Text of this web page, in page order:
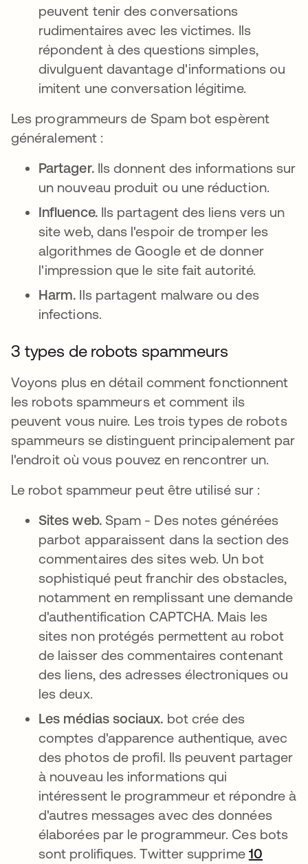
peuvent tenir des conversations
rudimentaires avec les victimes. Ils
répondent à des questions simples,
divulguent davantage d'informations ou
imitent une conversation légitime.
Les programmeurs de Spam bot espèrent
généralement :
Partager. Ils donnent des informations sur
un nouveau produit ou une réduction.
Influence. Ils partagent des liens vers un
site web, dans l'espoir de tromper les
algorithmes de Google et de donner
l'impression que le site fait autorité.
Harm. Ils partagent malware ou des
infections.
3 types de robots spammeurs
Voyons plus en détail comment fonctionnent
les robots spammeurs et comment ils
peuvent vous nuire. Les trois types de robots
spammeurs se distinguent principalement par
l'endroit où vous pouvez en rencontrer un.
Le robot spammeur peut être utilisé sur :
Sites web. Spam - Des notes générées
parbot apparaissent dans la section des
commentaires des sites web. Un bot
sophistiqué peut franchir des obstacles,
notamment en remplissant une demande
d'authentification CAPTCHA. Mais les
sites non protégés permettent au robot
de laisser des commentaires contenant
des liens, des adresses électroniques ou
les deux.
Les médias sociaux. bot crée des
comptes d'apparence authentique, avec
des photos de profil. Ils peuvent partager
à nouveau les informations qui
intéressent le programmeur et répondre à
d'autres messages avec des données
élaborées par le programmeur. Ces bots
sont prolifiques. Twitter supprime 10